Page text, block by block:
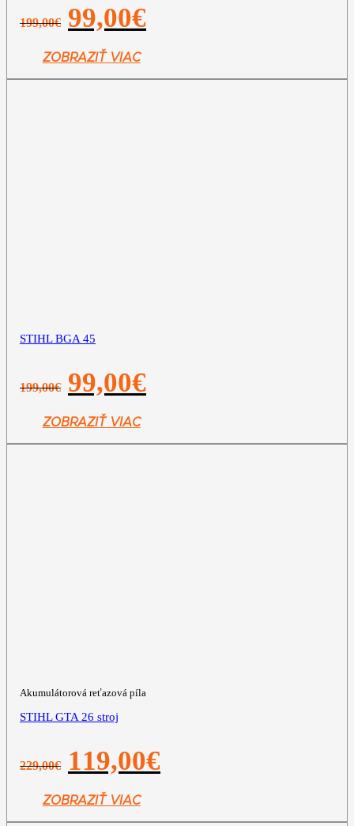
199,00€
Pôvodná
cena
199,00€.
99,00€
ZOBRAZIŤ VIAC
STIHL BGA 45
199,00€
Pôvodná
cena
199,00€.
99,00€
ZOBRAZIŤ VIAC
Akumulátorová reťazová píla
STIHL GTA 26 stroj
229,00€
Pôvodná
cena
229,00€.
119,00€
ZOBRAZIŤ VIAC